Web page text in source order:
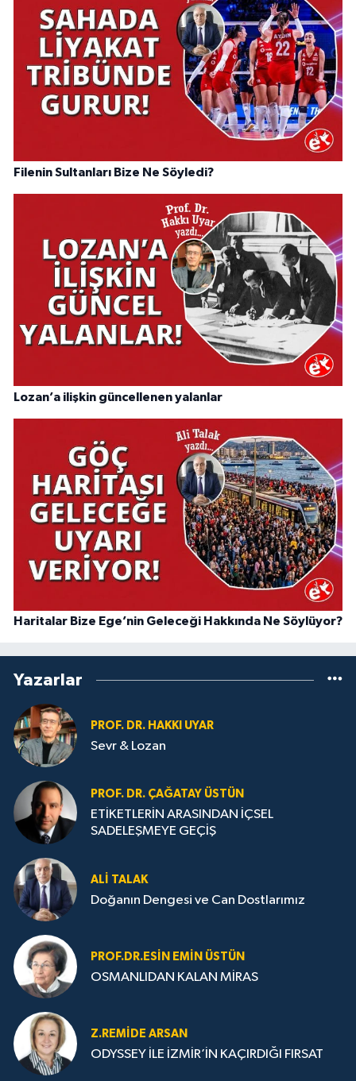
Filenin Sultanları Bize Ne Söyledi?
Lozan’a ilişkin güncellenen yalanlar
Haritalar Bize Ege’nin Geleceği Hakkında Ne Söylüyor?
Yazarlar
PROF. DR. HAKKI UYAR
Sevr & Lozan
PROF. DR. ÇAĞATAY ÜSTÜN
ETİKETLERİN ARASINDAN İÇSEL
SADELEŞMEYE GEÇİŞ
ALI TALAK
Doğanın Dengesi ve Can Dostlarımız
PROF.DR.ESIN EMIN ÜSTÜN
OSMANLIDAN KALAN MİRAS
Z.REMIDE ARSAN
ODYSSEY İLE İZMİR’İN KAÇIRDIĞI FIRSAT